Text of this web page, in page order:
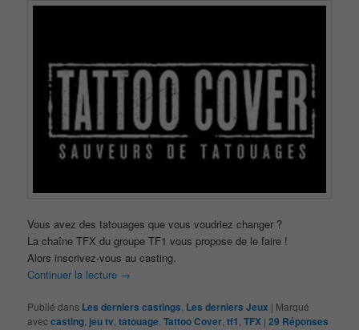
Vous avez des tatouages que vous voudriez changer ?
La chaîne TFX du groupe TF1 vous propose de le faire !
Alors inscrivez-vous au casting.
Continuer la lecture →
Publié dans Les derniers castings Les derniers Jeux | Marqué
aveccasting jeu tv ,tatouage ,Tattoo Cover ,tf1 ,TFX |29 Réponses